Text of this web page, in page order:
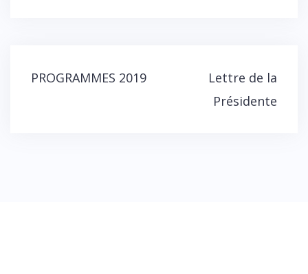
Navigation
PROGRAMMES 2019
Lettre de la
Présidente